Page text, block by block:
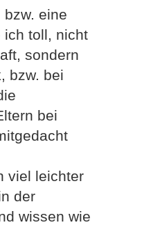
bzw. eine
ich toll, nicht
sondern
bzw. bei
bei
viel leichter
der
wissen wie